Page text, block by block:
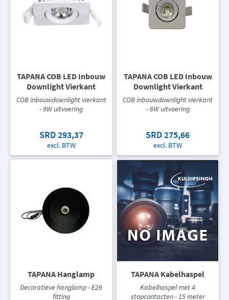
TAPANA COB LED Inbouw
Downlight Vierkant
COB inbouwdownlight vierkant
- 9W uitvoering
SRD 293,37
excl. BTW
TAPANA COB LED Inbouw
Downlight Vierkant
COB inbouwdownlight vierkant
- 6W uitvoering
SRD 275,66
excl. BTW
TAPANA Hanglamp
Decoratieve hanglamp - E26
fitting
TAPANA Kabelhaspel
Kabelhaspel met 4
stopcontacten - 15 meter